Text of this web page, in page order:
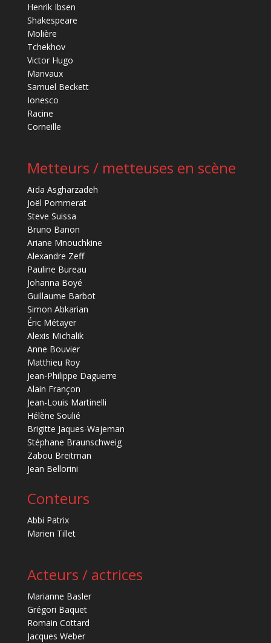
Henrik Ibsen
Shakespeare
Molière
Tchekhov
Victor Hugo
Marivaux
Samuel Beckett
Ionesco
Racine
Corneille
Metteurs / metteuses en scène
Aïda Asgharzadeh
Joël Pommerat
Steve Suissa
Bruno Banon
Ariane Mnouchkine
Alexandre Zeff
Pauline Bureau
Johanna Boyé
Guillaume Barbot
Simon Abkarian
Éric Métayer
Alexis Michalik
Anne Bouvier
Matthieu Roy
Jean-Philippe Daguerre
Alain Françon
Jean-Louis Martinelli
Hélène Soulié
Brigitte Jaques-Wajeman
Stéphane Braunschweig
Zabou Breitman
Jean Bellorini
Conteurs
Abbi Patrix
Marien Tillet
Acteurs / actrices
Marianne Basler
Grégori Baquet
Romain Cottard
Jacques Weber